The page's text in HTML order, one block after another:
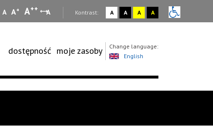
A A+ A++ A Kontrast: A A A A
dostępność moje zasoby
Change language:
English